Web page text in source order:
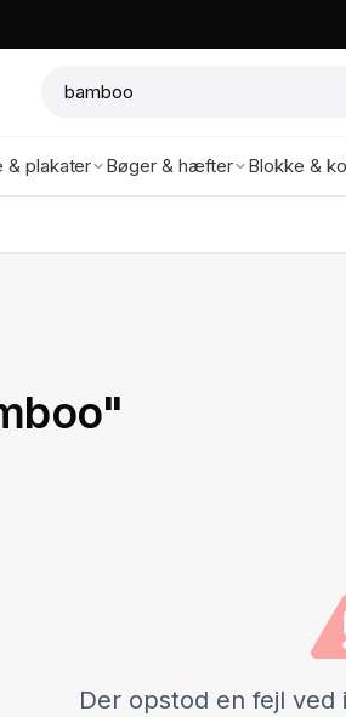
& plakater Bøger & hæfter Blokke &
Der opstod en fejl